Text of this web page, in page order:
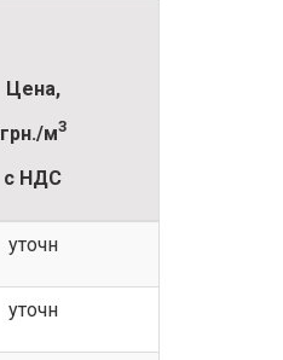
Цена,
грн./м3
с НДС
уточн
уточн